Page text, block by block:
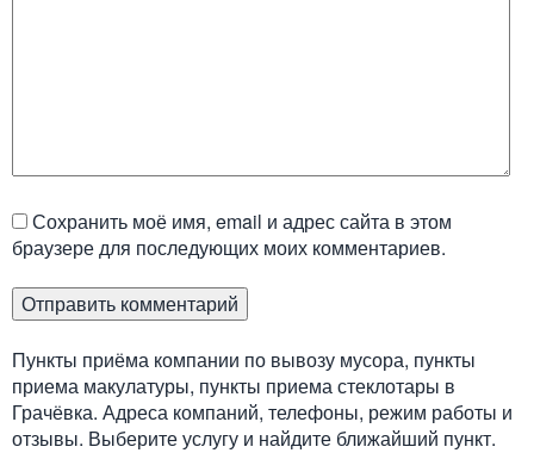
Сохранить моё имя, email и адрес сайта в этом
браузере для последующих моих комментариев.
Пункты приёма компании по вывозу мусора, пункты
приема макулатуры, пункты приема стеклотары в
Грачёвка. Адреса компаний, телефоны, режим работы и
отзывы. Выберите услугу и найдите ближайший пункт.